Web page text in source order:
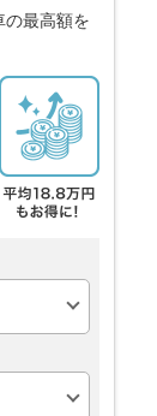
の最高額を